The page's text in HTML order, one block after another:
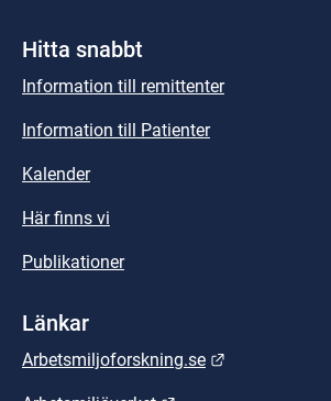
Hitta snabbt
Information till remittenter
Information till Patienter
Kalender
Här finns vi
Publikationer
Länkar
Arbetsmiljoforskning.se